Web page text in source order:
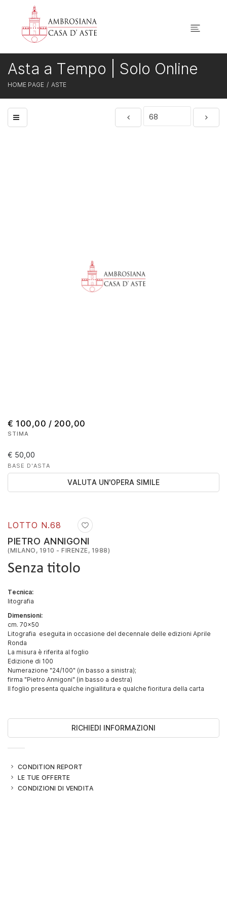
HOME PAGE ASTE
Asta a Tempo | Solo Online
LOTTO N.68
PIETRO ANNIGONI
(MILANO, 1910 - FIRENZE, 1988)
Senza titolo
Tecnica:
litografia
Dimensioni:
cm. 70x50
Litografia eseguita in occasione del decennale delle edizioni Aprile
Ronda
La misura è riferita al foglio
Edizione di 100
Numerazione "24/100" (in basso a sinistra);
firma "Pietro Annigoni" (in basso a destra)
Il foglio presenta qualche ingiallitura e qualche fioritura della carta
RICHIEDI INFORMAZIONI
CONDITION REPORT
LE TUE OFFERTE
CONDIZIONI DI VENDITA
€ 100,00 / 200,00
STIMA
€ 50,00
BASE D'ASTA
VALUTA UN'OPERA SIMILE